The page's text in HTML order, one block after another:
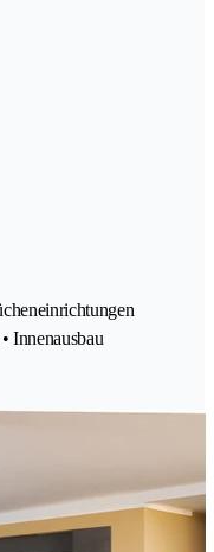
Innenausbau